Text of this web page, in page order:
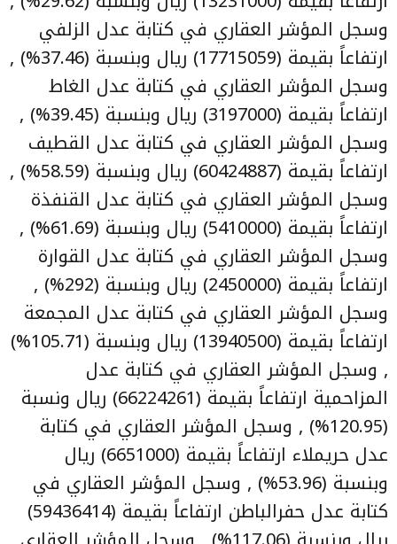
وسجل المؤشر العقاري في كتابة عدل الزلفي
ارتفاعاً بقيمة (17715059) ريال وبنسبة (37.46%) ,
وسجل المؤشر العقاري في كتابة عدل الغاط
ارتفاعاً بقيمة (3197000) ريال وبنسبة (39.45%) ,
وسجل المؤشر العقاري في كتابة عدل القطيف
ارتفاعاً بقيمة (60424887) ريال وبنسبة (58.59%) ,
وسجل المؤشر العقاري في كتابة عدل القنفذة
ارتفاعاً بقيمة (5410000) ريال وبنسبة (61.69%) ,
وسجل المؤشر العقاري في كتابة عدل القوارة
ارتفاعاً بقيمة (2450000) ريال وبنسبة (292%) ,
وسجل المؤشر العقاري في كتابة عدل المجمعة
ارتفاعاً بقيمة (13940500) ريال وبنسبة (105.71%)
, وسجل المؤشر العقاري في كتابة عدل
المزاحمية ارتفاعاً بقيمة (66224261) ريال ونسبة
(120.95%) , وسجل المؤشر العقاري في كتابة
عدل حريملاء ارتفاعاً بقيمة (6651000) ريال
وبنسبة (53.96%) , وسجل المؤشر العقاري في
كتابة عدل حفرالباطن ارتفاعاً بقيمة (59436414)